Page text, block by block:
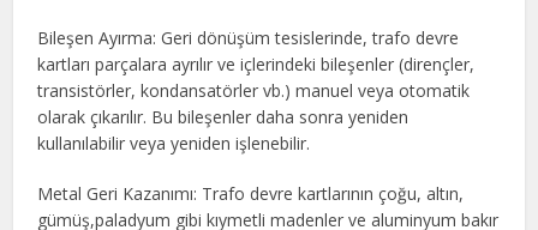
Bileşen Ayırma: Geri dönüşüm tesislerinde, trafo devre
kartları parçalara ayrılır ve içlerindeki bileşenler (dirençler,
transistörler, kondansatörler vb.) manuel veya otomatik
olarak çıkarılır. Bu bileşenler daha sonra yeniden
kullanılabilir veya yeniden işlenebilir.
Metal Geri Kazanımı: Trafo devre kartlarının çoğu, altın,
gümüş,paladyum gibi kıymetli madenler ve aluminyum bakır